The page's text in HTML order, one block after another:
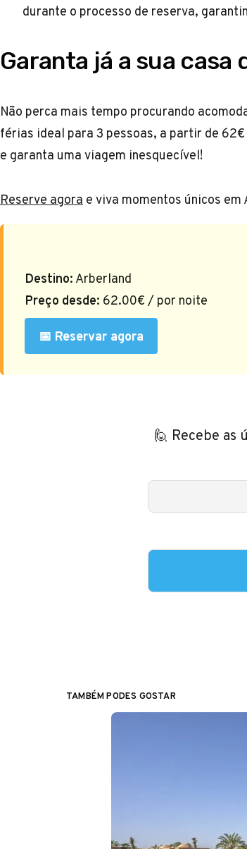
durante o processo de reserva,
Garanta já a sua
Não perca mais tempo procurando
férias ideal para 3 pessoas, a partir de
e garanta uma viagem inesquecível!
Reserve agora e viva momentos únicos
Destino:Arberland
Preço desde: 62.00€ / por noite
📅 Reservar agora
🙋 Recebe as
TAMBÉM PODES GOSTAR